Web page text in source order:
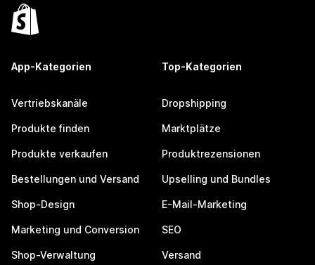
App-Kategorien
Vertriebskanäle
Produkte finden
Produkte verkaufen
Bestellungen und Versand
Shop-Design
Marketing und Conversion
Shop-Verwaltung
Top-Kategorien
Dropshipping
Marktplätze
Produktrezensionen
Upselling und Bundles
E-Mail-Marketing
SEO
Versand